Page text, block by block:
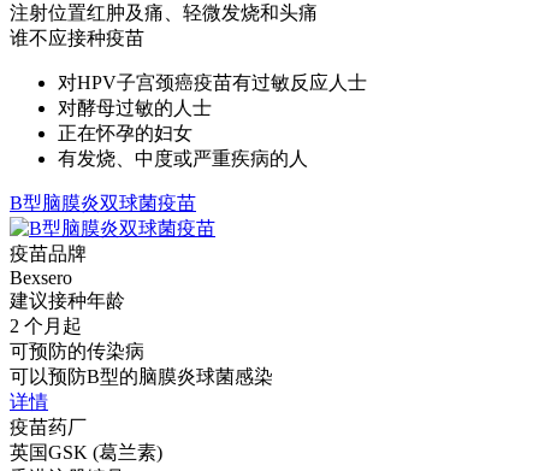
注射位置红肿及痛、轻微发烧和头痛
谁不应接种疫苗
对HPV子宫颈癌疫苗有过敏反应人士
对酵母过敏的人士
正在怀孕的妇女
有发烧、中度或严重疾病的人
B型脑膜炎双球菌疫苗
疫苗品牌
Bexsero
建议接种年龄
2 个月起
可预防的传染病
可以预防B型的脑膜炎球菌感染
详情
疫苗药厂
英国GSK (葛兰素)